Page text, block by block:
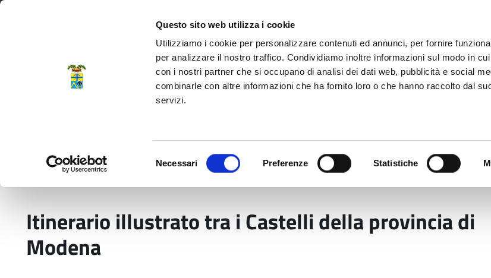
Questo sito web utilizza i cookie
Utilizziamo i cookie per personalizzare contenuti ed annunci, per fornire
per analizzare il nostro traffico. Condividiamo inoltre informazioni sul modo in
con i nostri partner che si occupano di analisi dei dati web, pubblicità e social
combinarle con altre informazioni che ha fornito loro o che hanno raccolto dal
servizi.
Necessari Preferenze Statistiche
Provincia di Modena
Itinerario illustrato tra i Castelli della provincia di
Modena